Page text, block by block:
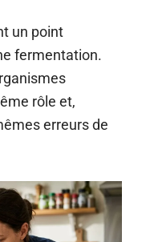
un point
fermentation.
rôle et,
erreurs de